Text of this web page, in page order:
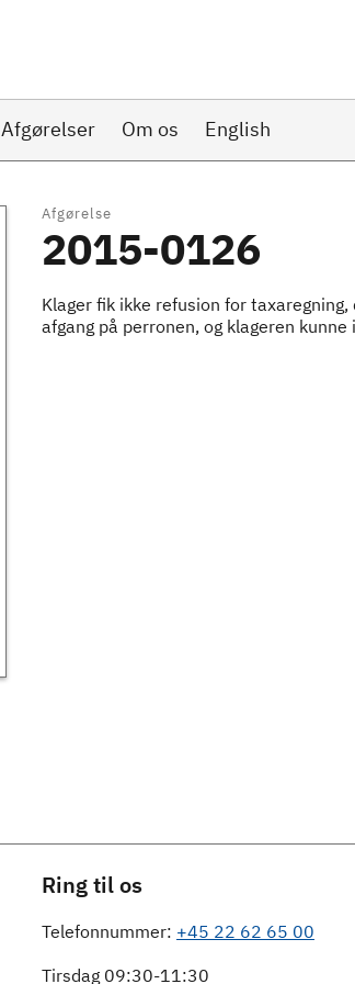
Afgørelser Om os English
Afgørelse
2015-0126
Klager fik ikke refusion for
afgang på perronen, og klageren
Ring til os
Telefonnummer: +45 22 62 65 00
Tirsdag 09:30-11:30